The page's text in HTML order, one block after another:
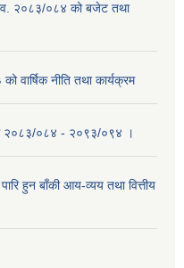
२०८३/०८४ को बजेट तथा
वार्षिक नीति तथा कार्यक्रम
२०८३/०८४ - २०९३/०९४ ।
हुन बाँकी आय-व्यय तथा वित्तीय